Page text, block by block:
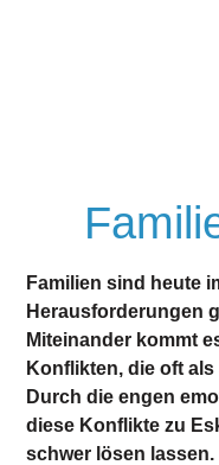
Familien sind heute
Herausforderungen
Miteinander kommt
Konflikten, die oft
Durch die engen
diese Konflikte zu
schwer lösen lassen.